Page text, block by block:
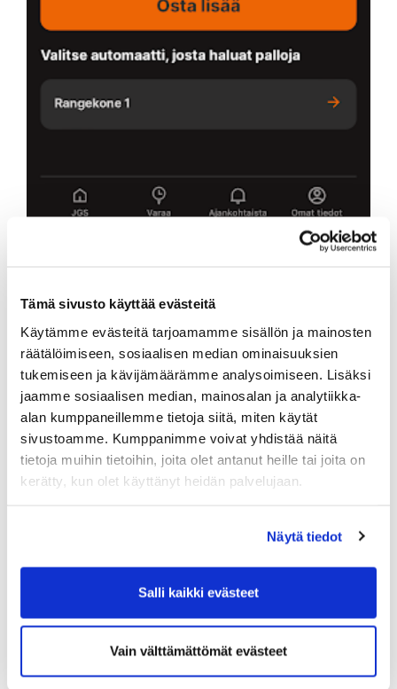
Tämä sivusto käyttää evästeitä
Käytämme evästeitä tarjoamamme sisällön ja mainosten
räätälöimiseen, sosiaalisen median ominaisuuksien
tukemiseen ja kävijämäärämme analysoimiseen. Lisäksi
jaamme sosiaalisen median, mainosalan ja analytiikka-
alan kumppaneillemme tietoja siitä, miten käytät
sivustoamme. Kumppanimme voivat yhdistää näitä
tietoja muihin tietoihin, joita olet antanut heille tai joita on
kerätty, kun olet käyttänyt heidän palvelujaan.
Näytä tiedot
Salli kaikki evästeet
Vain välttämättömät evästeet
Rangella on käytössä kuvan mukainen
kortinlukija.
Paina näytössä olevaa "Pallokori" kuvaketta.
Aseta maksukortti näytön päälle, kun
maksettava summa on näkyvissä.
Muista asettaa kori paikoilleen ennenkuin
maksat!
Poletteja saa caddiemasterin toimistosta sen